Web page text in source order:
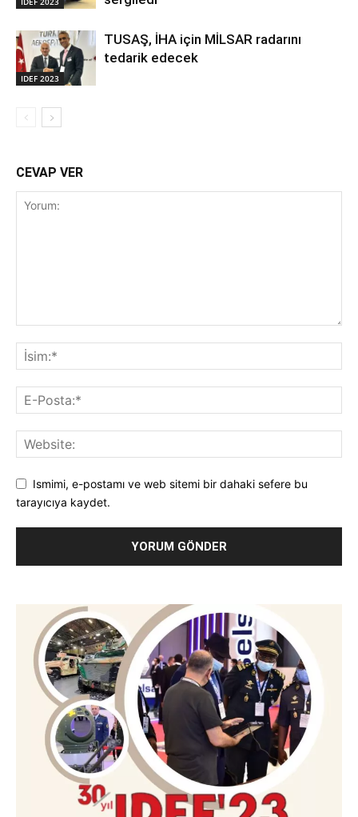
IDEF 2023
TUSAŞ, İHA için MİLSAR radarını
tedarik edecek
CEVAP VER
Ismimi, e-postamı ve web sitemi bir dahaki sefere bu
tarayıcıya kaydet.